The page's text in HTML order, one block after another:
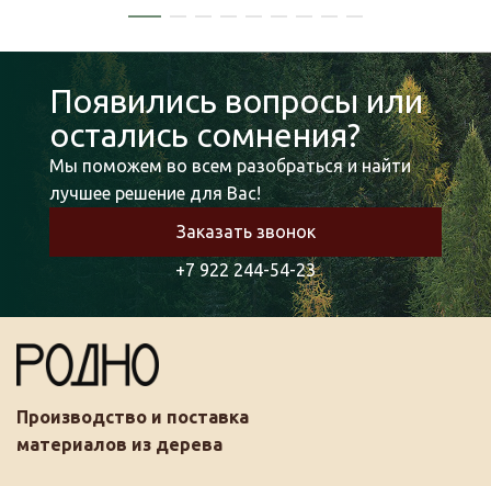
Появились вопросы или
остались сомнения?
Мы поможем во всем разобраться и найти
лучшее решение для Вас!
Заказать звонок
+7 922 244-54-23
Производство и поставка
материалов из дерева